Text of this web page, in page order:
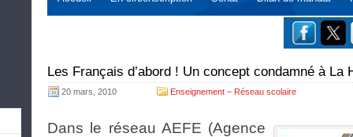
Les Français d’abord ! Un concept condamné à La
20 mars, 2010 Enseignement – Réseau scolaire
Dans le réseau AEFE (Agence